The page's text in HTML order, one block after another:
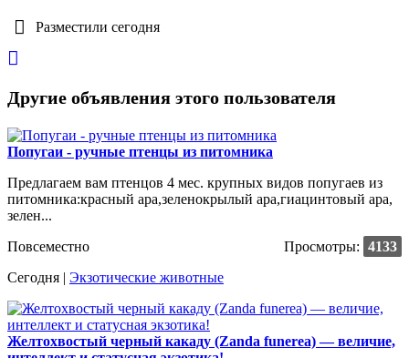
Разместили сегодня
Другие объявления этого пользователя
Попугаи - ручные птенцы из питомника
Предлагаем вам птенцов 4 мес. крупных видов попугаев из
питомника:красный ара,зеленокрылый ара,гиацинтовый ара,
зелен...
Повсеместно
Просмотры: 4133
Сегодня | Экзотические животные
Желтохвостый черный какаду (Zanda funerea) — величие,